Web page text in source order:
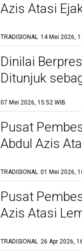
Azis Atasi
TRADISIONAL 14 Mei 2026,
Dinilai
Ditunjuk
07 Mei 2026, 15:52 WIB
Pusat
Abdul Azis
TRADISIONAL 01 Mei 2026,
Pusat
Azis Atasi
TRADISIONAL 26 Apr 2026,